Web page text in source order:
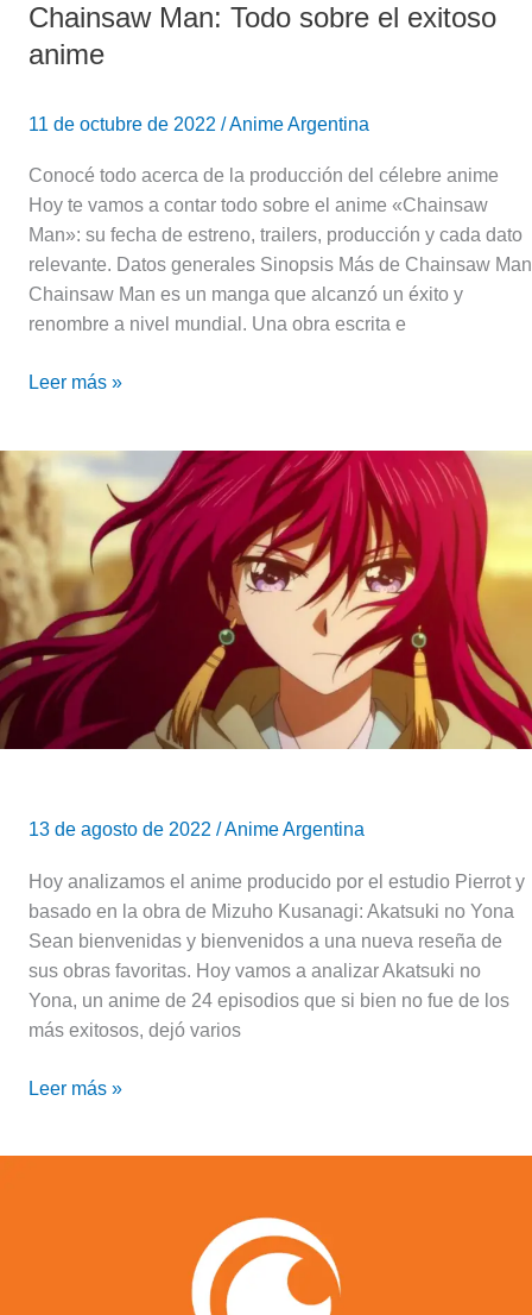
Chainsaw Man: Todo sobre el exitoso
anime
11 de octubre de 2022 /Anime Argentina
Conocé todo acerca de la producción del célebre anime
Hoy te vamos a contar todo sobre el anime «Chainsaw
Man»: su fecha de estreno, trailers, producción y cada dato
relevante. Datos generales Sinopsis Más de Chainsaw Man
Chainsaw Man es un manga que alcanzó un éxito y
renombre a nivel mundial. Una obra escrita e
Leer más »
13 de agosto de 2022 /Anime Argentina
Hoy analizamos el anime producido por el estudio Pierrot y
basado en la obra de Mizuho Kusanagi: Akatsuki no Yona
Sean bienvenidas y bienvenidos a una nueva reseña de
sus obras favoritas. Hoy vamos a analizar Akatsuki no
Yona, un anime de 24 episodios que si bien no fue de los
más exitosos, dejó varios
Reseña
de
Akatsuki
no
Yona
(2014-
2015)
Leer más »